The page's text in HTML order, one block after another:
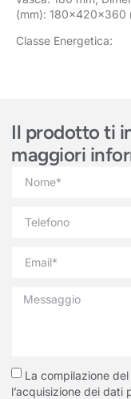
(mm): 180x420x360
Classe Energetica:
Il prodotto ti
maggiori
La compilazione
l’acquisizione dei dati